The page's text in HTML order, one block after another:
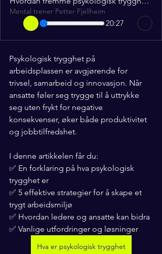
Mental trener Petter Fjellheim
20:27
Psykologisk trygghet på
arbeidsplassen er avgjørende for
trivsel, samarbeid og innovasjon. Når
ansatte føler seg trygge til å uttrykke
seg uten frykt for negative
konsekvenser, øker både produktivitet
og jobbtilfredshet.
I denne artikkelen får du:
✅ En forklaring på hva psykologisk
trygghet er
✅ 5 effektive strategier for å skape et
trygt arbeidsmiljø
✅ Hvordan ledere og ansatte kan bidra
✅ Vanlige utfordringer og løsninger
Hva er psykologisk trygghet